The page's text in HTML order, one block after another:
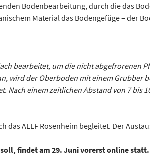
Bodenbearbeitung, durch die das
Material das Bodengefüge – der
bearbeitet, um die nicht abgefrorenen
wird der Oberboden mit einem Grubber
Nach einem zeitlichen Abstand von 7
das AELF Rosenheim begleitet. Der
findet am 29. Juni vorerst online statt.